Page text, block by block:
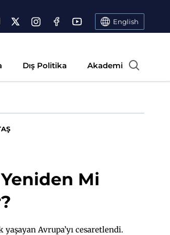
English
Dış Politika Akademi
Mi
Avrupa’yı cesaretlendi.